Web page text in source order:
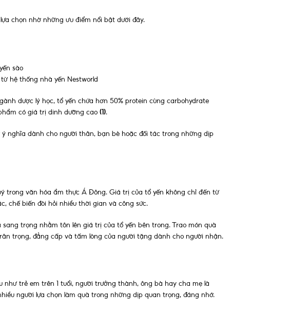
chọn nhờ những ưu điểm nổi bật dưới đây.
hệ thống nhà yến Nestworld
dược lý học, tổ yến chứa hơn 50% protein cùng carbohydrate
có giá trị dinh dưỡng cao (1).
nghĩa dành cho người thân, bạn bè hoặc đối tác trong những dịp
trong văn hóa ẩm thực Á Đông. Giá trị của tổ yến không chỉ đến từ
chế biến đòi hỏi nhiều thời gian và công sức.
trọng nhằm tôn lên giá trị của tổ yến bên trong. Trao món quà
trọng, đẳng cấp và tấm lòng của người tặng dành cho người nhận.
trẻ em trên 1 tuổi, người trưởng thành, ông bà hay cha mẹ là
người lựa chọn làm quà trong những dịp quan trọng, đáng nhớ.